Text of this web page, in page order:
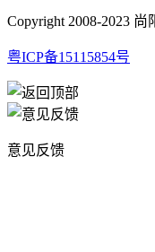
Copyright 2008-2023
粤ICP备15115854号
意见反馈